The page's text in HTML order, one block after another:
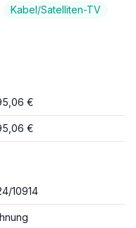
Kabel/Satelliten-TV
€
€
10914